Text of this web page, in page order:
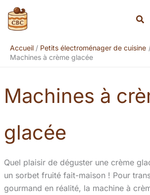
contenu
Accueil
Petits électroménager de cuisine
Machines à crème glacée
Machines à
glacée
Quel plaisir de déguster une crème
un sorbet fruité fait-maison ! Pour
gourmand en réalité, la machine à
Rechercher